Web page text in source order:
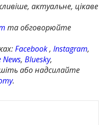
актуальне, цікаве
та обговорюйте
Facebook,Instagram,
News,Bluesky,
або надсилайте
.